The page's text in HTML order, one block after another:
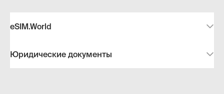
eSIM.World
Юридические документы